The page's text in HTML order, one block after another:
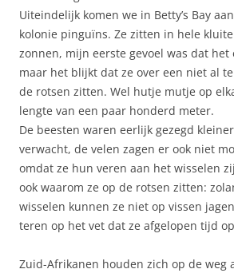
Uiteindelijk komen we in Betty’s Bay
kolonie pinguïns. Ze zitten in hele
zonnen, mijn eerste gevoel was dat het
maar het blijkt dat ze over een niet al
de rotsen zitten. Wel hutje mutje op
lengte van een paar honderd meter.
De beesten waren eerlijk gezegd
verwacht, de velen zagen er ook niet
omdat ze hun veren aan het wisselen
ook waarom ze op de rotsen zitten:
wisselen kunnen ze niet op vissen
teren op het vet dat ze afgelopen tijd
Zuid-Afrikanen houden zich op de weg